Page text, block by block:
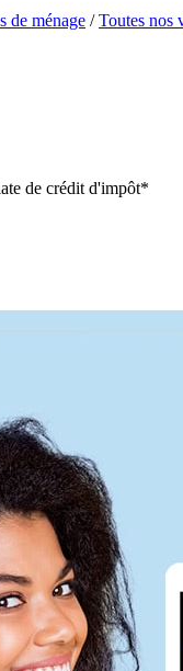
de ménage /Toutes nos
de crédit d'impôt*